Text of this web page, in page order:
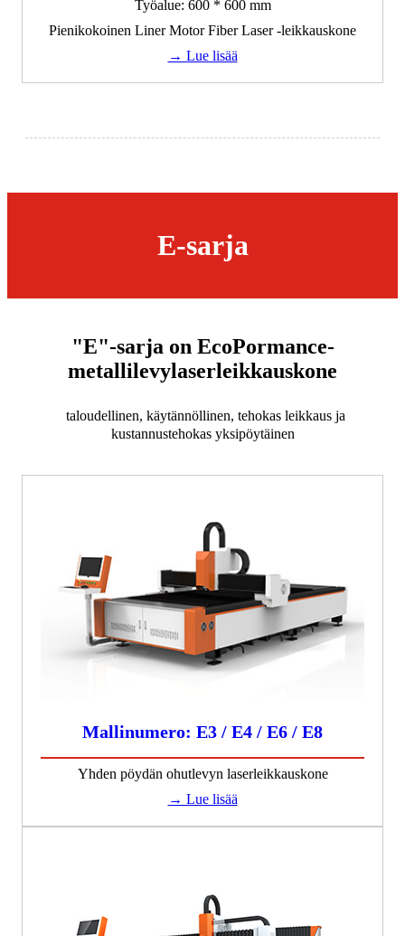
Työalue: 600 * 600 mm
Pienikokoinen Liner Motor Fiber Laser -leikkauskone
→ Lue lisää
E-sarja
"E"-sarja on EcoPormance-
metallilevylaserleikkauskone
taloudellinen, käytännöllinen, tehokas leikkaus ja
kustannustehokas yksipöytäinen
Mallinumero: E3 / E4 / E6 / E8
Yhden pöydän ohutlevyn laserleikkauskone
→ Lue lisää